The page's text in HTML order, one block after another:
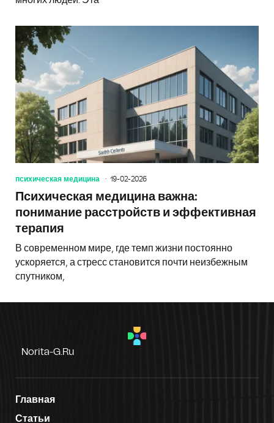
психическая медицина 19-02-2026
Психическая медицина важна:
понимание расстройств и эффективная
терапия
В современном мире, где темп жизни постоянно
ускоряется, а стресс становится почти неизбежным
спутником,
Norita-G.ru
Главная
Статьи